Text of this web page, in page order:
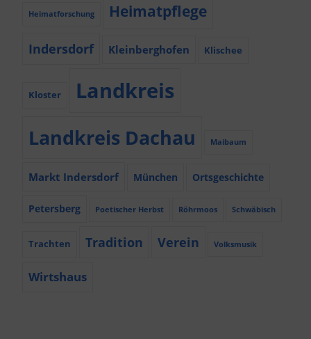
Heimatforschung Heimatpflege
Indersdorf Kleinberghofen Klischee
Kloster Landkreis
Landkreis Dachau Maibaum
Markt Indersdorf München Ortsgeschichte
Petersberg Poetischer Herbst Röhrmoos Schwäbisch
Trachten Tradition Verein Volksmusik
Wirtshaus